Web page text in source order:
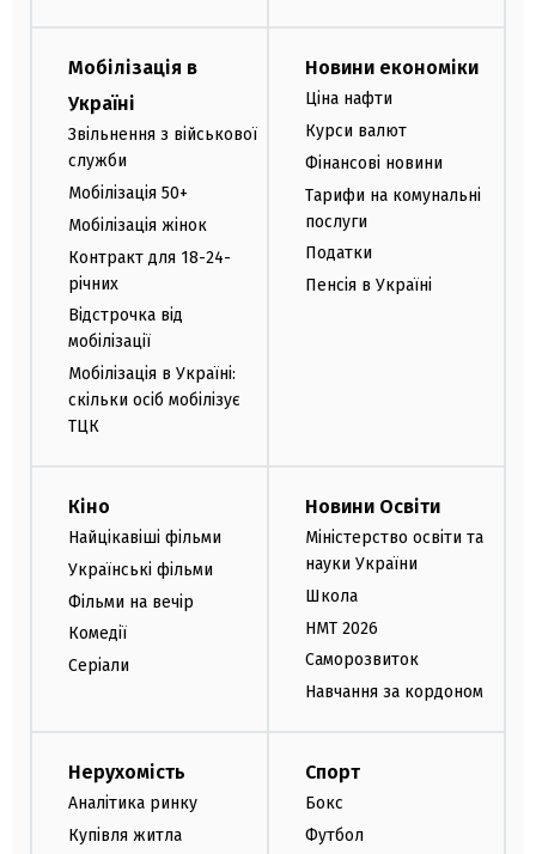
Мобілізація в
Україні
Звільнення з військової
служби
Мобілізація 50+
Мобілізація жінок
Контракт для 18-24-
річних
Відстрочка від
мобілізації
Мобілізація в Україні:
скільки осіб мобілізує
ТЦК
Новини економіки
Ціна нафти
Курси валют
Фінансові новини
Тарифи на комунальні
послуги
Податки
Пенсія в Україні
Кіно
Найцікавіші фільми
Українські фільми
Фільми на вечір
Комедії
Серіали
Новини Освіти
Міністерство освіти та
науки України
Школа
НМТ 2026
Саморозвиток
Навчання за кордоном
Нерухомість
Аналітика ринку
Купівля житла
Спорт
Бокс
Футбол